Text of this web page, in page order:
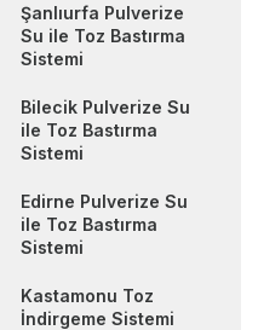
Şanlıurfa Pulverize
Su ile Toz Bastırma
Sistemi
Bilecik Pulverize Su
ile Toz Bastırma
Sistemi
Edirne Pulverize Su
ile Toz Bastırma
Sistemi
Kastamonu Toz
İndirgeme Sistemi